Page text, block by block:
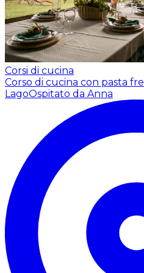
Corsi di cucina
Corso di cucina con pasta
LagoOspitato da Anna